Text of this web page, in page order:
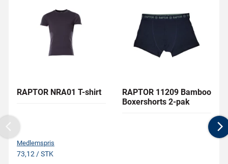
RAPTOR NRA01 T-shirt
Medlemspris
73,12 / STK
RAPTOR 11209 Bamboo
Boxershorts 2-pak
Previous